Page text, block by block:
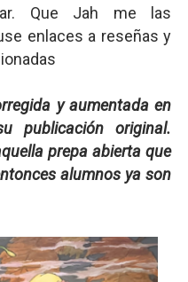
Que Jah me las
enlaces a reseñas y
y aumentada en
publicación original.
prepa abierta que
alumnos ya son